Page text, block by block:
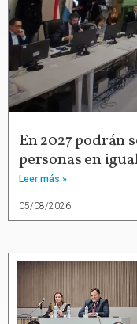
En 2027 podrán
personas en
Leer más »
05/08/2026